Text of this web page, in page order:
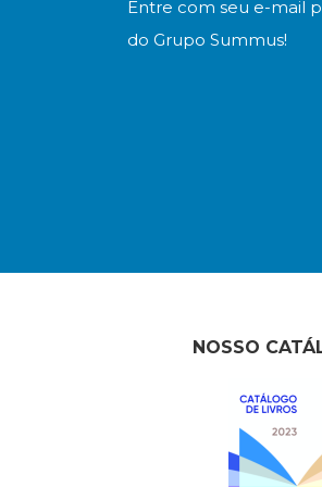
Entre com seu e-mail
do Grupo Summus!
NOSSO